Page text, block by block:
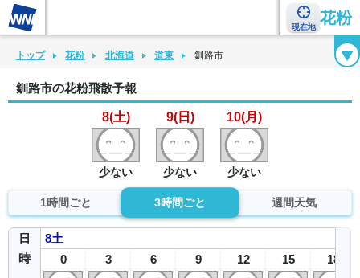
現在地
花粉
花粉カレンダー 花粉図鑑 花粉症チェックシート 花粉症ハンドブック
トップ 花粉 北海道 道東 釧路市
釧路市の花粉飛散予報
8(土)
少ない
9(日)
少ない
10(月)
少ない
1時間ごと 3時間ごと 週間天気
日
時
8土
0
3 6 9 12 15 18